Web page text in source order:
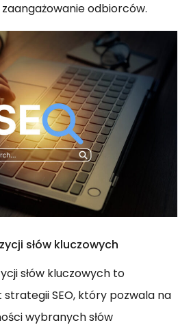
odbiorców.
słów kluczowych
słów kluczowych to
SEO, który pozwala na
wybranych słów